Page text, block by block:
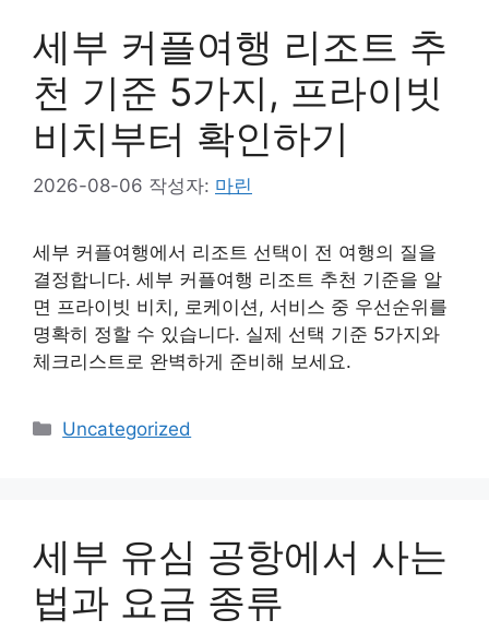
세부 커플여행 리조트 추
천 기준 5가지, 프라이빗
비치부터 확인하기
2026-08-06 작성자: 마린
세부 커플여행에서 리조트 선택이 전 여행의 질을
결정합니다. 세부 커플여행 리조트 추천 기준을 알
면 프라이빗 비치, 로케이션, 서비스 중 우선순위를
명확히 정할 수 있습니다. 실제 선택 기준 5가지와
체크리스트로 완벽하게 준비해 보세요.
카
Uncategorized
세부 유심 공항에서 사는
법과 요금 종류